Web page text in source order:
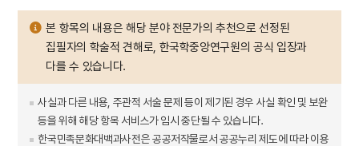
본 항목의 내용은 해당 분야 전문가의 추천으로 선정된
집필자의 학술적 견해로, 한국학중앙연구원의 공식 입장과
다를 수 있습니다.
사실과 다른 내용, 주관적 서술 문제 등이 제기된 경우 사실 확인 및 보완
등을 위해 해당 항목 서비스가 임시 중단될 수 있습니다.
한국민족문화대백과사전은 공공저작물로서 공공누리 제도에 따라 이용